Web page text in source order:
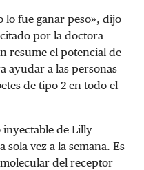
lo fue ganar peso», dijo
por la doctora
resume el potencial de
ayudar a las personas
de tipo 2 en todo el
inyectable de Lilly
sola vez a la semana. Es
del receptor